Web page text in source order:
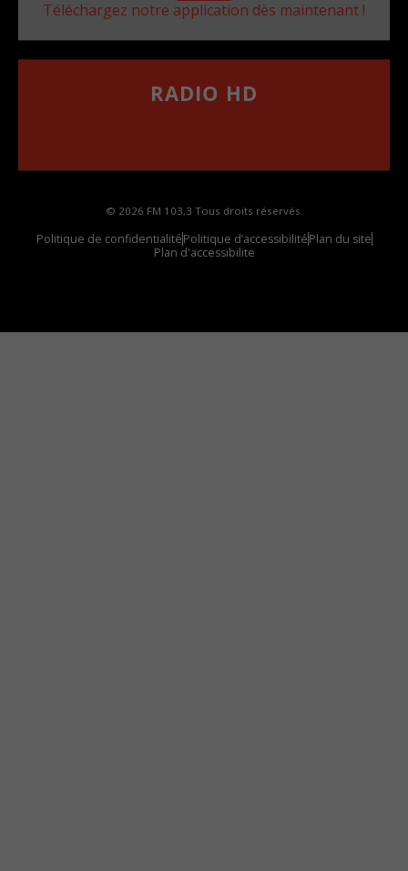
Téléchargez notre application dès maintenant !
RADIO HD
© 2026 FM 103,3 Tous droits réservés.
Politique de confidentialitéPolitique d’accessibilitéPlan du site
Plan d'accessibilite